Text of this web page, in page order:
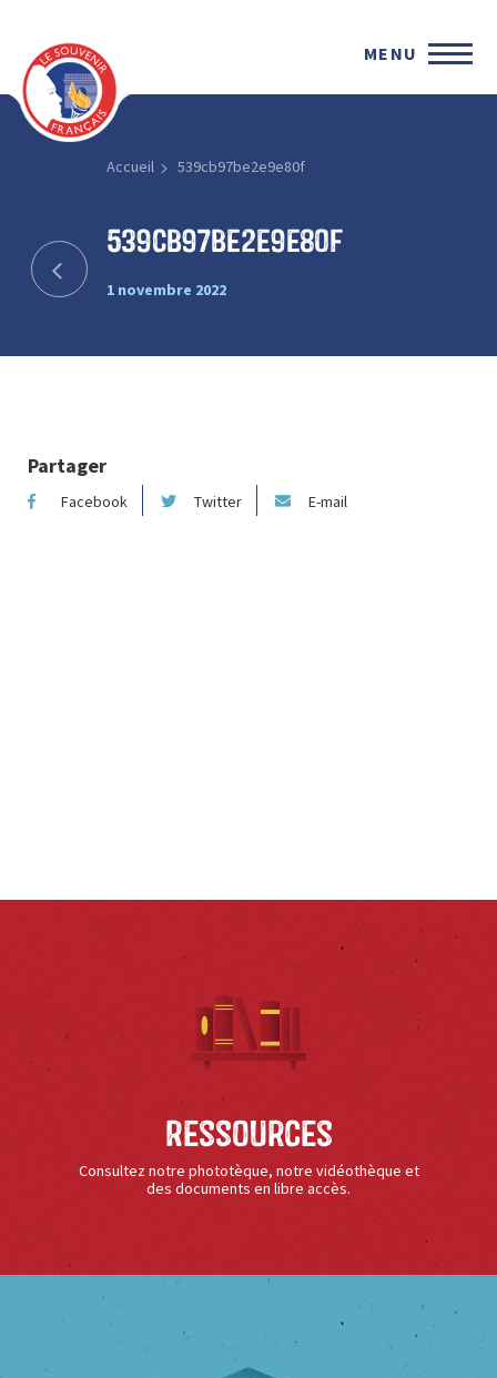
MENU
Accueil 539cb97be2e9e80f
539cb97be2e9e80f
1 novembre 2022
Partager
Facebook Twitter E-mail
Ressources
Consultez notre phototèque, notre vidéothèque et
des documents en libre accès.